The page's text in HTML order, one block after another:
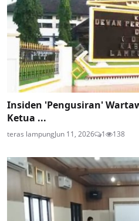
Insiden 'Pengusiran'
Ketua ...
teras lampungJun 11, 2026 1 138